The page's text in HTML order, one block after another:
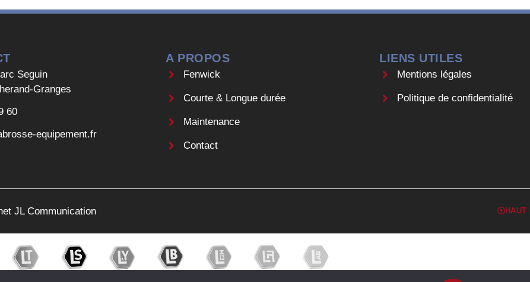
Seguin
Granges
60
equipement.fr
A PROPOS
Fenwick
Courte & Longue durée
Maintenance
Contact
LIENS UTILES
Mentions légales
Politique de confidentialité
JL Communication HAUT